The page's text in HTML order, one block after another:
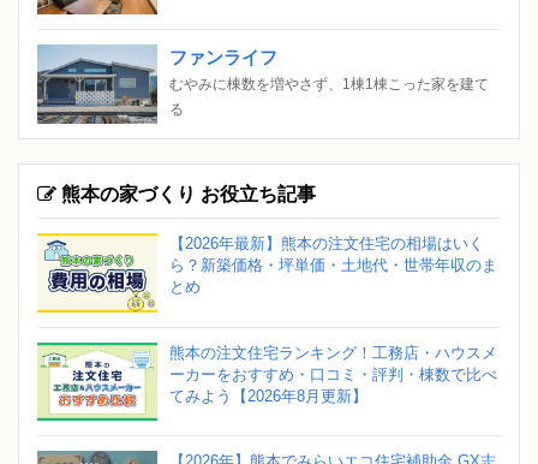
ファンライフ
むやみに棟数を増やさず、1棟1棟こった家を建て
る
熊本の家づくり お役立ち記事
【2026年最新】熊本の注文住宅の相場はいく
ら？新築価格・坪単価・土地代・世帯年収のま
とめ
熊本の注文住宅ランキング！工務店・ハウスメ
ーカーをおすすめ・口コミ・評判・棟数で比べ
てみよう【2026年8月更新】